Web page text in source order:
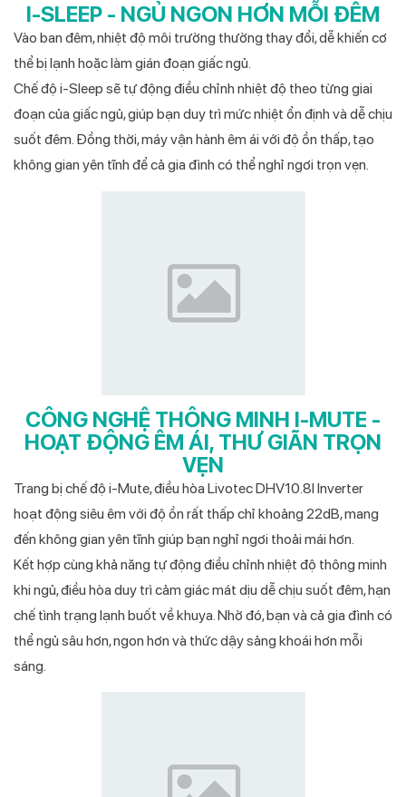
I-SLEEP - NGỦ NGON HƠN MỖI ĐÊM
Vào ban đêm, nhiệt độ môi trường thường thay đổi, dễ khiến cơ
thể bị lạnh hoặc làm gián đoạn giấc ngủ.
Chế độ i-Sleep sẽ tự động điều chỉnh nhiệt độ theo từng giai
đoạn của giấc ngủ, giúp bạn duy trì mức nhiệt ổn định và dễ chịu
suốt đêm. Đồng thời, máy vận hành êm ái với độ ồn thấp, tạo
không gian yên tĩnh để cả gia đình có thể nghỉ ngơi trọn vẹn.
CÔNG NGHỆ THÔNG MINH I-MUTE -
HOẠT ĐỘNG ÊM ÁI, THƯ GIÃN TRỌN
VẸN
Trang bị chế độ i-Mute, điều hòa Livotec DHV10.8I Inverter
hoạt động siêu êm với độ ồn rất thấp chỉ khoảng 22dB, mang
đến không gian yên tĩnh giúp bạn nghỉ ngơi thoải mái hơn.
Kết hợp cùng khả năng tự động điều chỉnh nhiệt độ thông minh
khi ngủ, điều hòa duy trì cảm giác mát dịu dễ chịu suốt đêm, hạn
chế tình trạng lạnh buốt về khuya. Nhờ đó, bạn và cả gia đình có
thể ngủ sâu hơn, ngon hơn và thức dậy sảng khoái hơn mỗi
sáng.